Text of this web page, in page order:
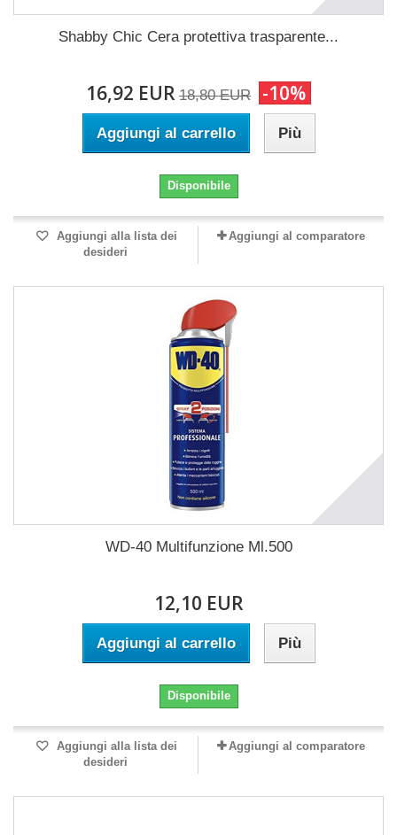
Shabby Chic Cera protettiva trasparente...
16,92 EUR 18,80 EUR -10%
Aggiungi al carrello Più
Disponibile
Aggiungi alla lista dei
desideri
Aggiungi al comparatore
WD-40 Multifunzione Ml.500
12,10 EUR
Aggiungi al carrello Più
Disponibile
Aggiungi alla lista dei
desideri
Aggiungi al comparatore